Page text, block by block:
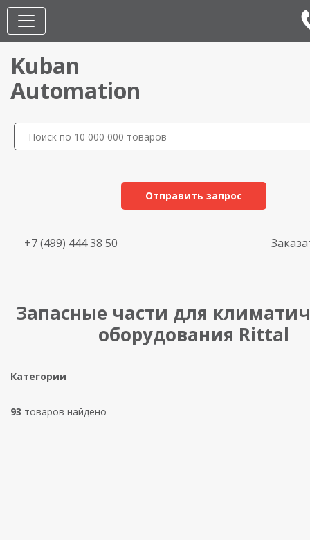
Kuban
Automation
Отправить запрос
+7 (499) 444 38 50
Запасные части для
оборудования Rittal
Категории
93 товаров найдено